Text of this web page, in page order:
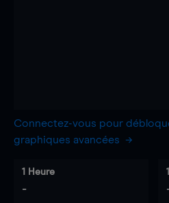
Connectez-vous pour
graphiques avancées
1 Heure
-